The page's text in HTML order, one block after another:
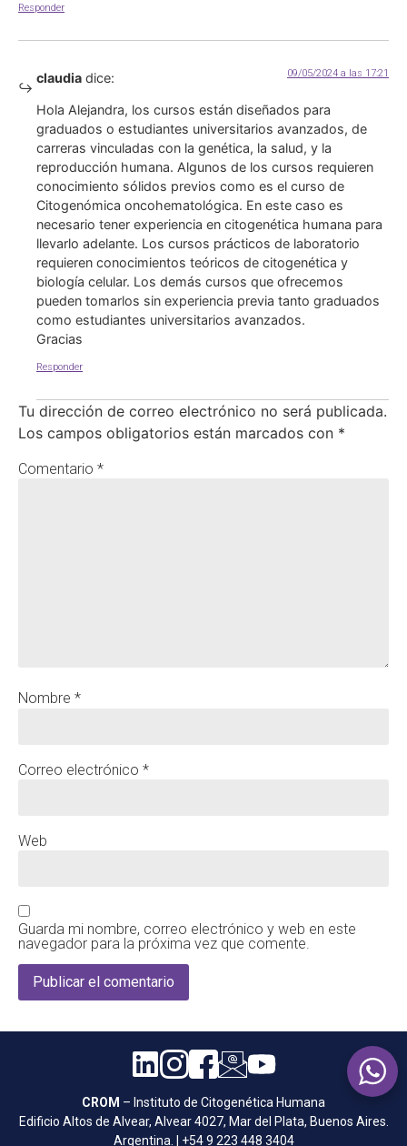
Responder
claudia dice: 09/05/2024 a las 17:21
Hola Alejandra, los cursos están diseñados para
graduados o estudiantes universitarios avanzados, de
carreras vinculadas con la genética, la salud, y la
reproducción humana. Algunos de los cursos requieren
conocimiento sólidos previos como es el curso de
Citogenómica oncohematológica. En este caso es
necesario tener experiencia en citogenética humana para
llevarlo adelante. Los cursos prácticos de laboratorio
requieren conocimientos teóricos de citogenética y
biología celular. Los demás cursos que ofrecemos
pueden tomarlos sin experiencia previa tanto graduados
como estudiantes universitarios avanzados.
Gracias
Responder
Tu dirección de correo electrónico no será publicada.
Los campos obligatorios están marcados con *
Comentario *
Nombre *
Correo electrónico *
Web
Guarda mi nombre, correo electrónico y web en este
navegador para la próxima vez que comente.
CROM – Instituto de Citogenética Humana
Edificio Altos de Alvear, Alvear 4027, Mar del Plata, Buenos Aires.
Argentina. | +54 9 223 448 3404